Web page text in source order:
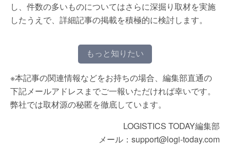
し、件数の多いものについてはさらに深掘り取材を実施
したうえで、詳細記事の掲載を積極的に検討します。
もっと知りたい
※本記事の関連情報などをお持ちの場合、編集部直通の
下記メールアドレスまでご一報いただければ幸いです。
弊社では取材源の秘匿を徹底しています。
LOGISTICS TODAY編集部
メール：support@logi-today.com